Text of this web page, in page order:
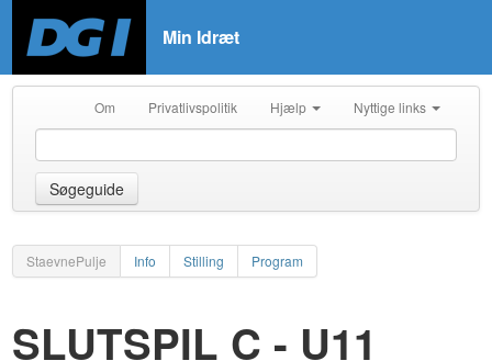
Min Idræt
Om Privatlivspolitik Hjælp Nyttige links
Søgeguide
StaevnePulje Info Stilling Program
SLUTSPIL C - U11